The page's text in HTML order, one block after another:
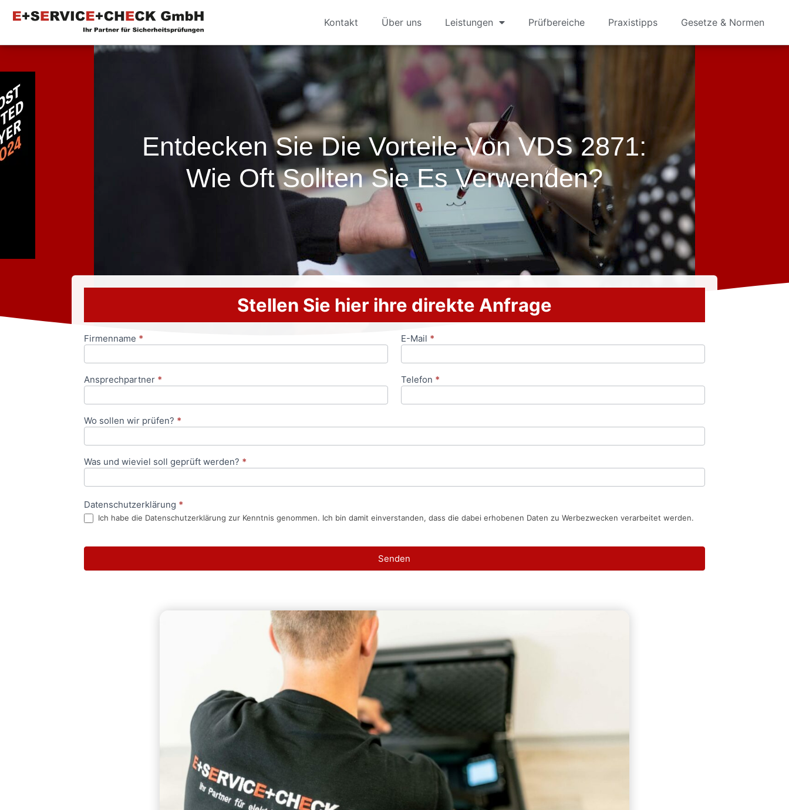
Kontakt Über uns Leistungen Prüfbereiche Praxistipps Gesetze & Normen
Entdecken Sie Die Vorteile Von VDS 2871:
Wie Oft Sollten Sie Es Verwenden?
Stellen Sie hier ihre direkte Anfrage
Anfrageformular
Firmenname * E-Mail *
Ansprechpartner * Telefon *
Wo sollen wir prüfen? *
Was und wieviel soll geprüft werden? *
Datenschutzerklärung *
Ich habe die Datenschutzerklärung zur Kenntnis genommen. Ich bin damit einverstanden, dass die dabei erhobenen Daten zu Werbezwecken verarbeitet werden.
Senden